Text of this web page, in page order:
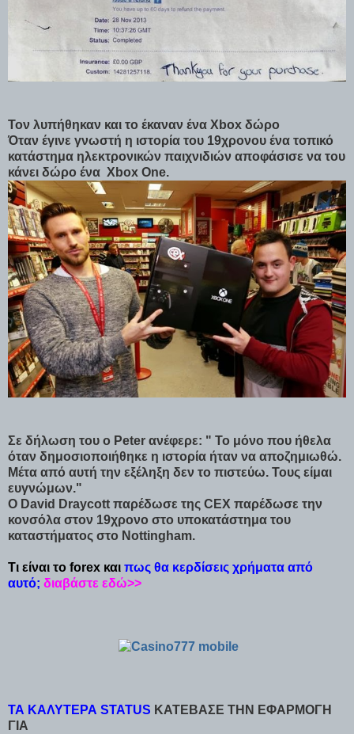
Τον λυπήθηκαν και το έκαναν ένα Xbox δώρο
Όταν έγινε γνωστή η ιστορία του 19χρονου ένα τοπικό
κατάστημα ηλεκτρονικών παιχνιδιών αποφάσισε να του
κάνει δώρο ένα Xbox One.
Σε δήλωση του ο Peter ανέφερε: " Το μόνο που ήθελα
όταν δημοσιοποιήθηκε η ιστορία ήταν να αποζημιωθώ.
Μέτα από αυτή την εξέληξη δεν το πιστεύω. Τους είμαι
ευγνώμων."
Ο David Draycott παρέδωσε της CEX παρέδωσε την
κονσόλα στον 19χρονο στο υποκατάστημα του
καταστήματος στο Nottingham.
Τι είναι το forex και πως θα κερδίσεις χρήματα από
αυτό; διαβάστε εδώ>>
ΤΑ ΚΑΛΥΤΕΡΑ STATUS ΚΑΤΕΒΑΣΕ ΤΗΝ ΕΦΑΡΜΟΓΗ
ΓΙΑ